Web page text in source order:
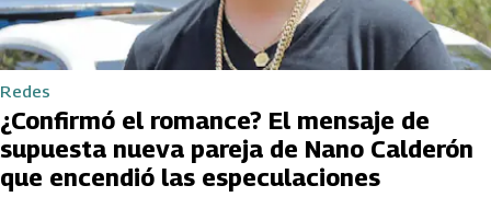
Redes
¿Confirmó el romance? El mensaje de
supuesta nueva pareja de Nano Calderón
que encendió las especulaciones